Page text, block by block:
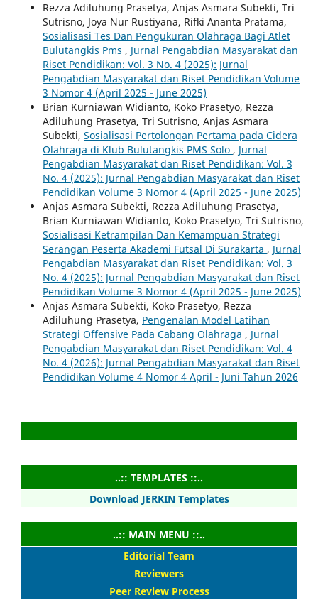
Rezza Adiluhung Prasetya, Anjas Asmara Subekti, Tri
Sutrisno, Joya Nur Rustiyana, Rifki Ananta Pratama,
Sosialisasi Tes Dan Pengukuran Olahraga Bagi Atlet
Bulutangkis Pms , Jurnal Pengabdian Masyarakat dan
Riset Pendidikan: Vol. 3 No. 4 (2025): Jurnal
Pengabdian Masyarakat dan Riset Pendidikan Volume
3 Nomor 4 (April 2025 - June 2025)
Brian Kurniawan Widianto, Koko Prasetyo, Rezza
Adiluhung Prasetya, Tri Sutrisno, Anjas Asmara
Subekti, Sosialisasi Pertolongan Pertama pada Cidera
Olahraga di Klub Bulutangkis PMS Solo , Jurnal
Pengabdian Masyarakat dan Riset Pendidikan: Vol. 3
No. 4 (2025): Jurnal Pengabdian Masyarakat dan Riset
Pendidikan Volume 3 Nomor 4 (April 2025 - June 2025)
Anjas Asmara Subekti, Rezza Adiluhung Prasetya,
Brian Kurniawan Widianto, Koko Prasetyo, Tri Sutrisno,
Sosialisasi Ketrampilan Dan Kemampuan Strategi
Serangan Peserta Akademi Futsal Di Surakarta , Jurnal
Pengabdian Masyarakat dan Riset Pendidikan: Vol. 3
No. 4 (2025): Jurnal Pengabdian Masyarakat dan Riset
Pendidikan Volume 3 Nomor 4 (April 2025 - June 2025)
Anjas Asmara Subekti, Koko Prasetyo, Rezza
Adiluhung Prasetya, Pengenalan Model Latihan
Strategi Offensive Pada Cabang Olahraga , Jurnal
Pengabdian Masyarakat dan Riset Pendidikan: Vol. 4
No. 4 (2026): Jurnal Pengabdian Masyarakat dan Riset
Pendidikan Volume 4 Nomor 4 April - Juni Tahun 2026
..:: TEMPLATES ::..
Download JERKIN Templates
..:: MAIN MENU ::..
Editorial Team
Reviewers
Peer Review Process